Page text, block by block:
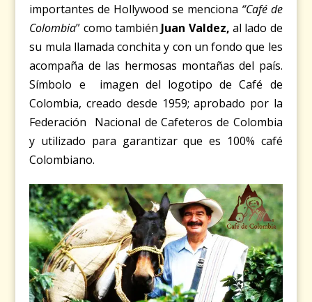
importantes de Hollywood se menciona “Café de
Colombia” como también Juan Valdez, al lado de
su mula llamada conchita y con un fondo que les
acompaña de las hermosas montañas del país.
Símbolo e imagen del logotipo de Café de
Colombia, creado desde 1959; aprobado por la
Federación Nacional de Cafeteros de Colombia
y utilizado para garantizar que es 100% café
Colombiano.